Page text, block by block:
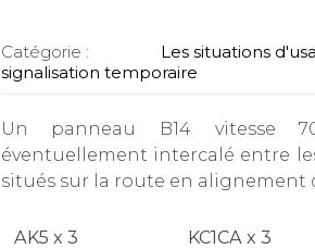
Catégorie : Les situations
signalisation temporaire
Un panneau B14 vitesse
éventuellement intercalé entre
situés sur la route en alignement
AK5 x 3 KC1CA x 3